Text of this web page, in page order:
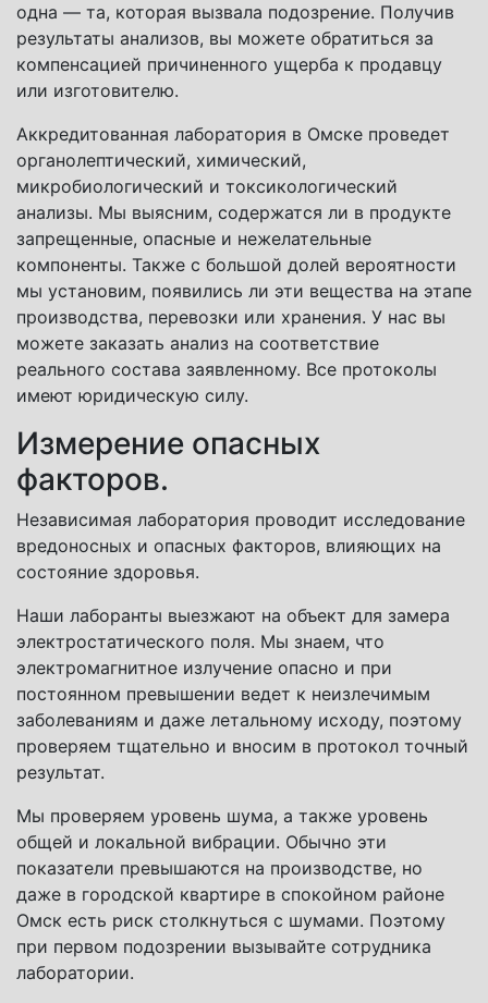
одна — та, которая вызвала подозрение. Получив
результаты анализов, вы можете обратиться за
компенсацией причиненного ущерба к продавцу
или изготовителю.
Аккредитованная лаборатория в Омске проведет
органолептический, химический,
микробиологический и токсикологический
анализы. Мы выясним, содержатся ли в продукте
запрещенные, опасные и нежелательные
компоненты. Также с большой долей вероятности
мы установим, появились ли эти вещества на этапе
производства, перевозки или хранения. У нас вы
можете заказать анализ на соответствие
реального состава заявленному. Все протоколы
имеют юридическую силу.
Измерение опасных
факторов.
Независимая лаборатория проводит исследование
вредоносных и опасных факторов, влияющих на
состояние здоровья.
Наши лаборанты выезжают на объект для замера
электростатического поля. Мы знаем, что
электромагнитное излучение опасно и при
постоянном превышении ведет к неизлечимым
заболеваниям и даже летальному исходу, поэтому
проверяем тщательно и вносим в протокол точный
результат.
Мы проверяем уровень шума, а также уровень
общей и локальной вибрации. Обычно эти
показатели превышаются на производстве, но
даже в городской квартире в спокойном районе
Омск есть риск столкнуться с шумами. Поэтому
при первом подозрении вызывайте сотрудника
лаборатории.